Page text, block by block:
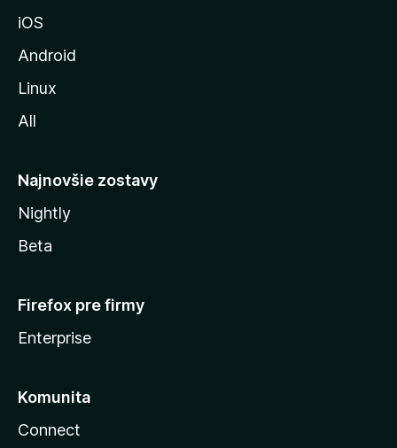
o
z
l
iOS
Android
Linux
All
Najnovšie zostavy
Nightly
Beta
Firefox pre firmy
Enterprise
Komunita
Connect